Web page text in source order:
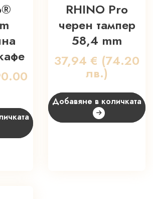
RHINO Pro
черен тампер
58,4 mm
37,94 € (74.20
лв.)
Добавяне в количката